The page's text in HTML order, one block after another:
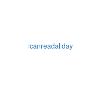
icanreadallday